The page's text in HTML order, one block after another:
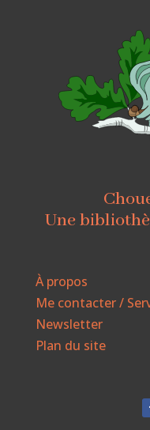
Une
À propos
Me contacter /
Newsletter
Plan du site